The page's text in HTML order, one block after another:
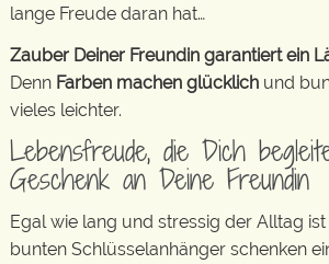
lange Freude daran hat…
Zauber Deiner Freundin garantiert ein
Denn Farben machen glücklich und
vieles leichter.
Lebensfreude, die Dich
Geschenk an Deine Freundin
Egal wie lang und stressig der Alltag ist
bunten Schlüsselanhänger schenken